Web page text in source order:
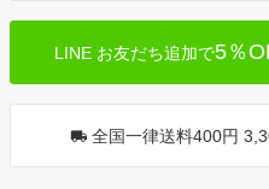
LINE お友だち追加で5％
全国一律送料400円